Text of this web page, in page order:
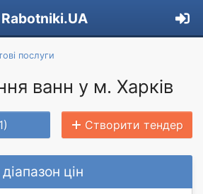
Rabotniki.UA
послуги
ванн у м. Харків
Створити тендер
цін